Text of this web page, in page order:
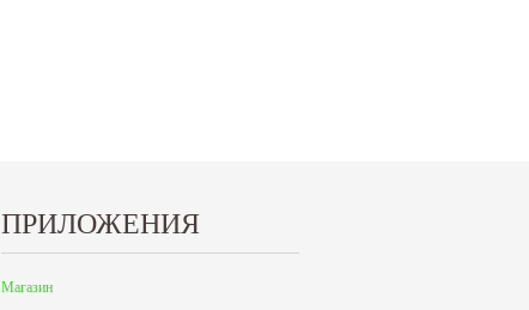
ПРИЛОЖЕНИЯ
Магазин